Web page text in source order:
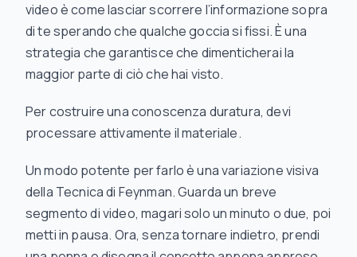
video è come lasciar scorrere l’informazione sopra
di te sperando che qualche goccia si fissi. È una
strategia che garantisce che dimenticherai la
maggior parte di ciò che hai visto.
Per costruire una conoscenza duratura, devi
processare attivamente il materiale.
Un modo potente per farlo è una variazione visiva
della Tecnica di Feynman. Guarda un breve
segmento di video, magari solo un minuto o due, poi
metti in pausa. Ora, senza tornare indietro, prendi